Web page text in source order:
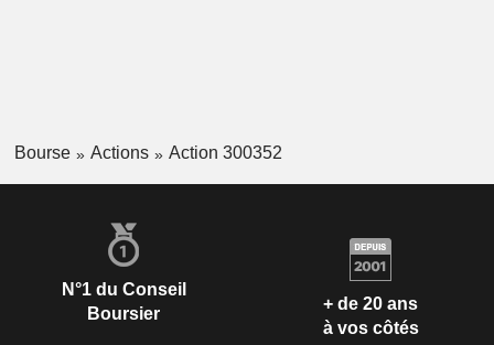
Bourse Actions Action 300352
N°1 du Conseil
Boursier
+ de 20 ans
à vos côtés